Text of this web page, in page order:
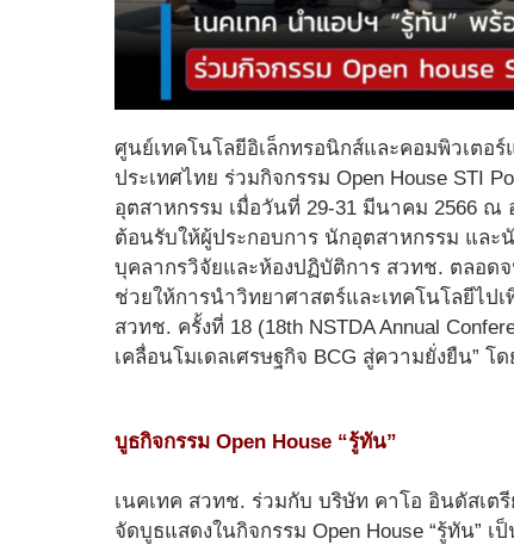
ศูนย์เทคโนโลยีอิเล็กทรอนิกส์และคอมพิวเตอ
ประเทศไทย ร่วมกิจกรรม Open House STI
อุตสาหกรรม เมื่อวันที่ 29-31 มีนาคม 2566
ต้อนรับให้ผู้ประกอบการ นักอุตสาหกรรม แล
บุคลากรวิจัยและห้องปฏิบัติการ สวทช. ตลอด
ช่วยให้การนำวิทยาศาสตร์และเทคโนโลยีไป
สวทช. ครั้งที่ 18 (18th NSTDA Annual
เคลื่อนโมเดลเศรษฐกิจ BCG สู่ความยั่งยืน”
บูธกิจกรรม Open House “รู้ทัน”
เนคเทค สวทช. ร่วมกับ บริษัท คาโอ อินดัสเต
จัดบูธแสดงในกิจกรรม Open House “รู้ทัน”